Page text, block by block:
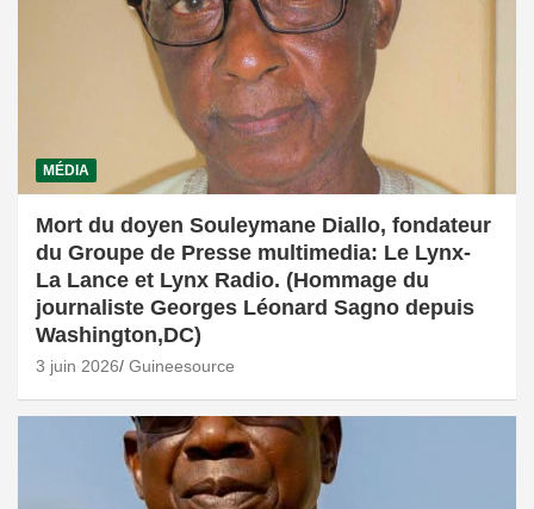
MÉDIA
Mort du doyen Souleymane Diallo, fondateur
du Groupe de Presse multimedia: Le Lynx-
La Lance et Lynx Radio. (Hommage du
journaliste Georges Léonard Sagno depuis
Washington,DC)
3 juin 2026 Guineesource